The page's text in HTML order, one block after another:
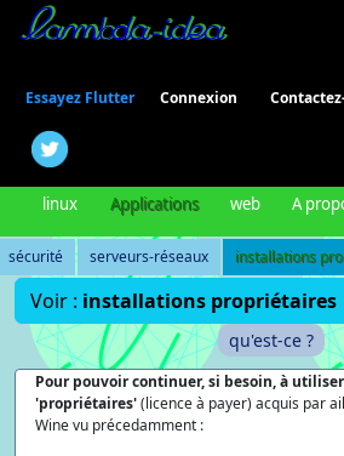
Essayez Flutter Connexion
linux Applications web A
sécurité serveurs-réseaux installations
Voir : installations propriétaires
qu'est-ce ?
Pour pouvoir continuer, si besoin, à
'propriétaires'(licence à payer) acquis par
Wine vu précedamment :